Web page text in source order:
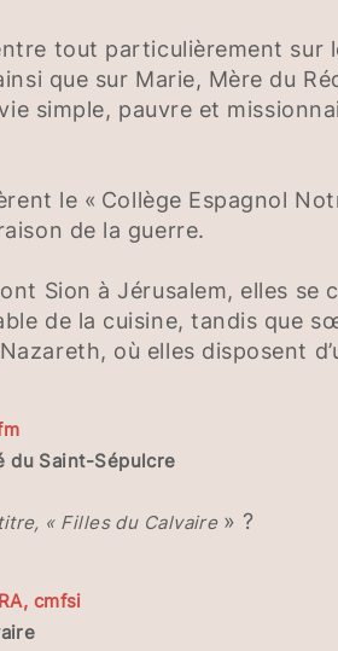
tout particulièrement sur
que sur Marie, Mère du
simple, pauvre et
le « Collège Espagnol
de la guerre.
Sion à Jérusalem, elles
de la cuisine, tandis que
où elles disposent
du Saint-Sépulcre
« Filles du Calvaire » ?
cmfsi